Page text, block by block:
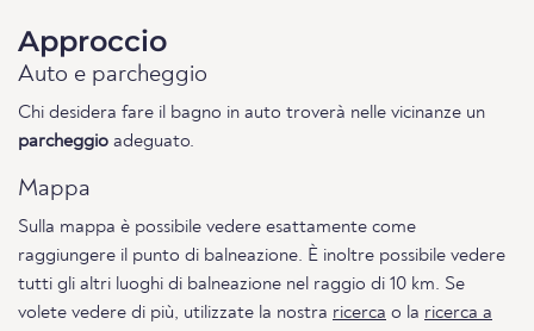
Approccio
Auto e parcheggio
Chi desidera fare il bagno in auto troverà nelle vicinanze un
parcheggio adeguato.
Mappa
Sulla mappa è possibile vedere esattamente come
raggiungere il punto di balneazione. È inoltre possibile vedere
tutti gli altri luoghi di balneazione nel raggio di 10 km. Se
volete vedere di più, utilizzate la nostra ricerca o la ricerca a